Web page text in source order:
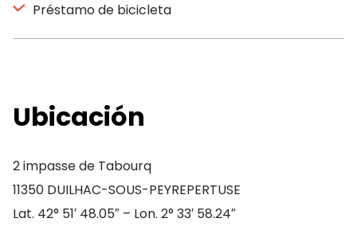
Préstamo de bicicleta
Ubicación
2 impasse de Tabourq
11350 DUILHAC-SOUS-PEYREPERTUSE
Lat. 42° 51′ 48.05″ – Lon. 2° 33′ 58.24″